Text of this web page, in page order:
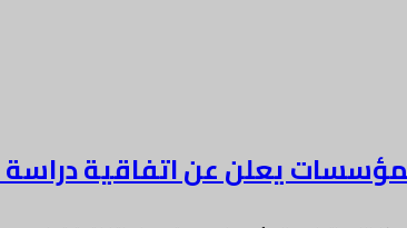
المؤسسات يعلن عن اتفاقية